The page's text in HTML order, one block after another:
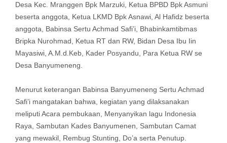
Desa Kec. Mranggen Bpk Marzuki, Ketua BPBD Bpk Asmuni
beserta anggota, Ketua LKMD Bpk Asnawi, Al Hafidz beserta
anggota, Babinsa Sertu Achmad Safi’i, Bhabinkamtibmas
Bripka Nurohmad, Ketua RT dan RW, Bidan Desa Ibu Iin
Mayasiwi, A.M.d.Keb, Kader Posyandu, Para Ketua RW se
Desa Banyumeneng.
Menurut keterangan Babinsa Banyumeneng Sertu Achmad
Safi’i mangatakan bahwa, kegiatan yang dilaksanakan
meliputi Acara pembukaan, Menyanyikan lagu Indonesia
Raya, Sambutan Kades Banyumenen, Sambutan Camat
yang mewakil, Rembug Stunting, Do’a serta Penutup.